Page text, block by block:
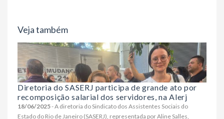
Veja também
Diretoria do SASERJ participa de grande ato por
recomposição salarial dos servidores, na Alerj
18/06/2025- A diretoria do Sindicato dos Assistentes Sociais do
Estado do Rio de Janeiro (SASERJ), representada por Aline Salles,